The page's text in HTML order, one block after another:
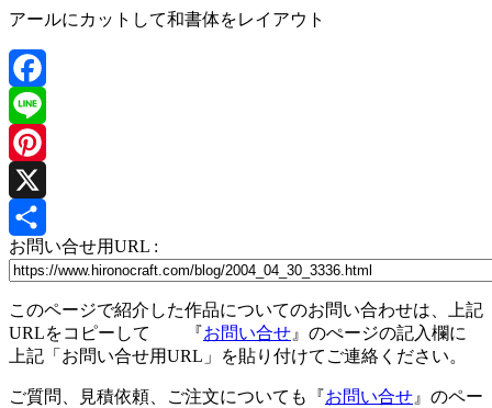
ン
アールにカットして和書体をレイアウト
Facebook
Line
Pinterest
X
共
お問い合せ用URL :
このページで紹介した作品についてのお問い合わせは、上記
URLをコピーして 『お問い合せ 』のぺージの記入欄に
上記「お問い合せ用URL」を貼り付けてご連絡ください。
ご質問、見積依頼、ご注文についても『お問い合せ 』のペー